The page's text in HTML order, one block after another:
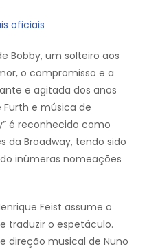
oficiais
Bobby, um solteiro aos
o compromisso e a
e agitada dos anos
e música de
é reconhecido como
da Broadway, tendo sido
inúmeras nomeações
Feist assume o
traduzir o espetáculo.
direção musical de Nuno